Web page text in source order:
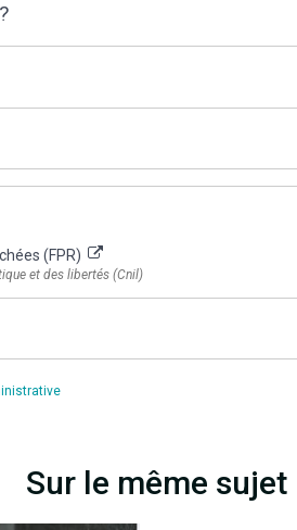
(FPR)
et des libertés (Cnil)
Sur le même sujet